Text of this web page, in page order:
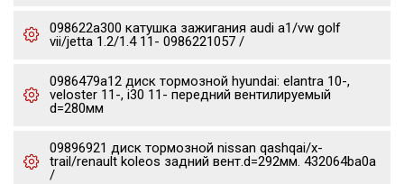
098622a300 катушка зажигания audi a1/vw golf
vii/jetta 1.2/1.4 11- 0986221057 /
0986479a12 диск тормозной hyundai: elantra 10-,
veloster 11-, i30 11- передний вентилируемый
d=280мм
09896921 диск тормозной nissan qashqai/x-
trail/renault koleos задний вент.d=292мм. 432064ba0a
/